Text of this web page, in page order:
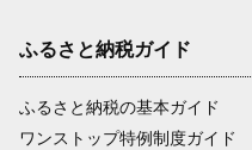
ふるさと納税ガイド
ふるさと納税の基本ガイド
ワンストップ特例制度ガイド